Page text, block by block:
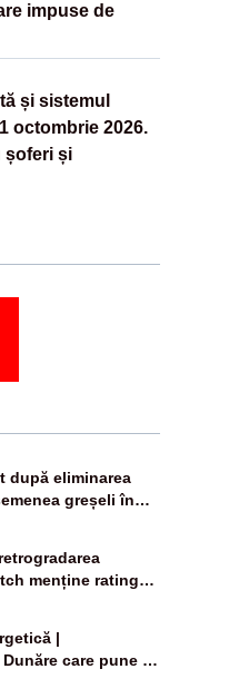
impuse de
și sistemul
octombrie 2026.
șoferi și
după eliminarea
greșeli în
menține ratingul
negativă
|
care pune în